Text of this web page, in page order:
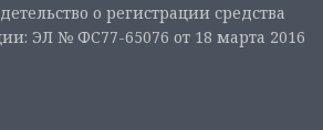
о регистрации средства
ЭЛ № ФС77-65076 от 18 марта 2016